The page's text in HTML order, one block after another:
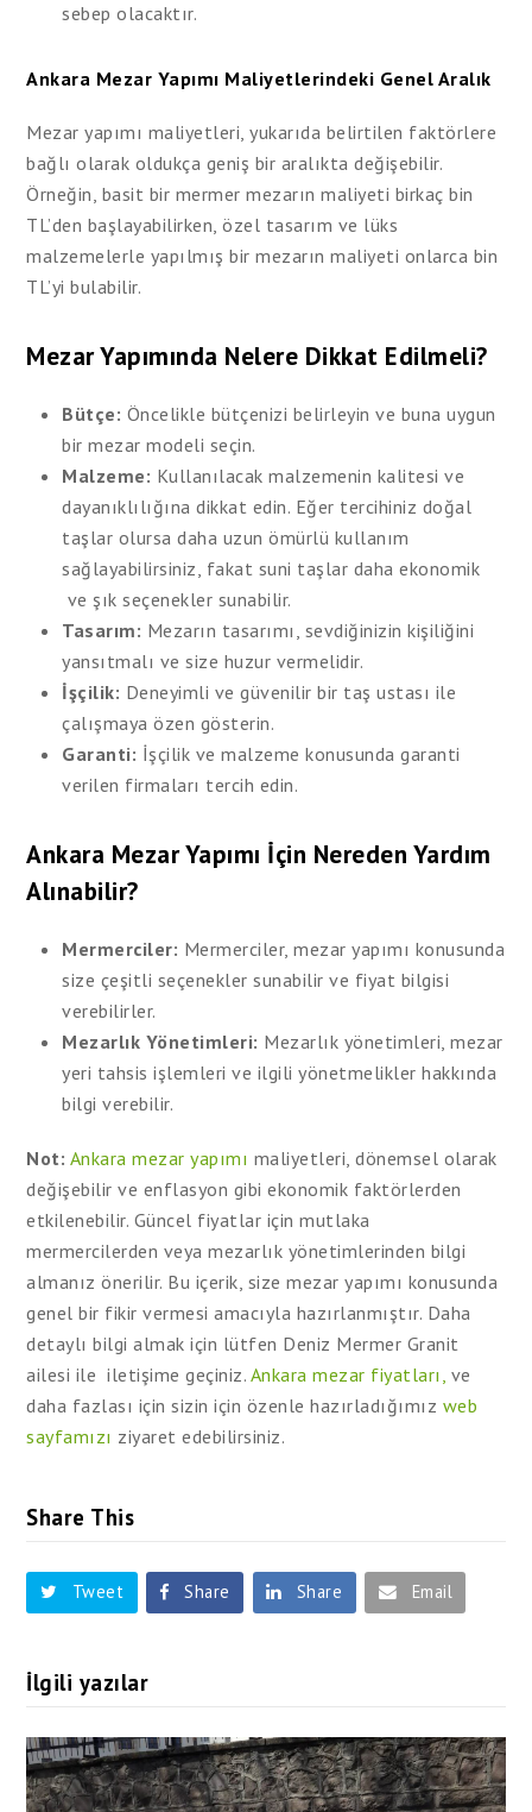
sebep olacaktır.
Ankara Mezar Yapımı Maliyetlerindeki Genel Aralık
Mezar yapımı maliyetleri, yukarıda belirtilen faktörlere
bağlı olarak oldukça geniş bir aralıkta değişebilir.
Örneğin, basit bir mermer mezarın maliyeti birkaç bin
TL’den başlayabilirken, özel tasarım ve lüks
malzemelerle yapılmış bir mezarın maliyeti onlarca bin
TL’yi bulabilir.
Mezar Yapımında Nelere Dikkat Edilmeli?
Bütçe: Öncelikle bütçenizi belirleyin ve buna uygun
bir mezar modeli seçin.
Malzeme: Kullanılacak malzemenin kalitesi ve
dayanıklılığına dikkat edin. Eğer tercihiniz doğal
taşlar olursa daha uzun ömürlü kullanım
sağlayabilirsiniz, fakat suni taşlar daha ekonomik
ve şık seçenekler sunabilir.
Tasarım: Mezarın tasarımı, sevdiğinizin kişiliğini
yansıtmalı ve size huzur vermelidir.
İşçilik: Deneyimli ve güvenilir bir taş ustası ile
çalışmaya özen gösterin.
Garanti: İşçilik ve malzeme konusunda garanti
verilen firmaları tercih edin.
Ankara Mezar Yapımı İçin Nereden Yardım
Alınabilir?
Mermerciler: Mermerciler, mezar yapımı konusunda
size çeşitli seçenekler sunabilir ve fiyat bilgisi
verebilirler.
Mezarlık Yönetimleri: Mezarlık yönetimleri, mezar
yeri tahsis işlemleri ve ilgili yönetmelikler hakkında
bilgi verebilir.
Not: Ankara mezar yapımı maliyetleri, dönemsel olarak
değişebilir ve enflasyon gibi ekonomik faktörlerden
etkilenebilir. Güncel fiyatlar için mutlaka
mermercilerden veya mezarlık yönetimlerinden bilgi
almanız önerilir. Bu içerik, size mezar yapımı konusunda
genel bir fikir vermesi amacıyla hazırlanmıştır. Daha
detaylı bilgi almak için lütfen Deniz Mermer Granit
ailesi ile iletişime geçiniz. Ankara mezar fiyatları, ve
daha fazlası için sizin için özenle hazırladığımız web
sayfamızı ziyaret edebilirsiniz.
Share This
Tweet Share Share Email
İlgili yazılar